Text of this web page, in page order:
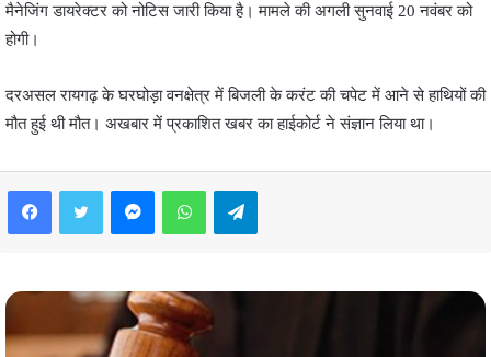
मैनेजिंग डायरेक्टर को नोटिस जारी किया है। मामले की अगली सुनवाई 20 नवंबर को
होगी।
दरअसल रायगढ़ के घरघोड़ा वनक्षेत्र में बिजली के करंट की चपेट में आने से हाथियों की
मौत हुई थी मौत। अखबार में प्रकाशित खबर का हाईकोर्ट ने संज्ञान लिया था।
FacebookTwitter MessengerWhatsAppTelegram